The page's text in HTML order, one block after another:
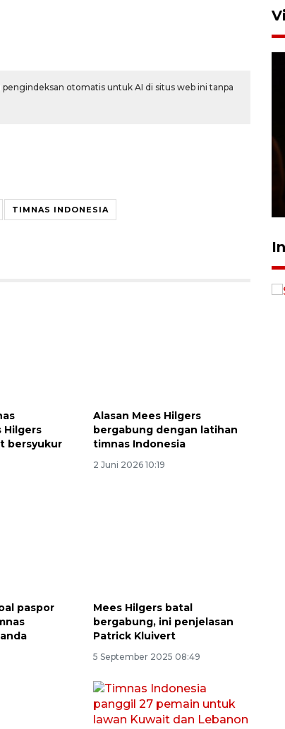
otomatis untuk AI di situs web ini tanpa
TIMNAS INDONESIA
Hilgers
bersyukur
Alasan Mees Hilgers
bergabung dengan latihan
timnas Indonesia
2 Juni 2026 10:19
paspor
Mees Hilgers batal
bergabung, ini penjelasan
Patrick Kluivert
5 September 2025 08:49
23 Februari 2026 18:20
Awas penipuan berbasis AI
2026-08-07 13:45:00